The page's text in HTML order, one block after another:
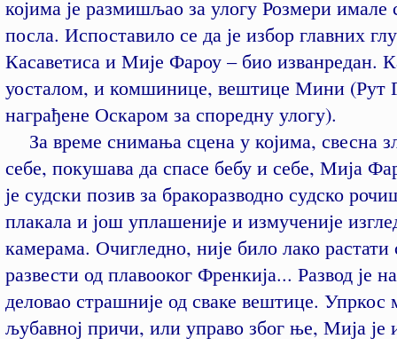
којима је размишљао за улогу Розмери имале
посла. Испоставило се да је избор главних
Касаветиса и Мије Фароу – био изванредан.
уосталом, и комшинице, вештице Мини (Рут
награђене Оскаром за споредну улогу).
За време снимања сцена у којима, свесна
себе, покушава да спасе бебу и себе, Мија
је судски позив за бракоразводно судско
плакала и још уплашеније и измученије
камерама. Очигледно, није било лако растати
развести од плавооког Френкија... Развод је
деловао страшније од сваке вештице. Упркос
љубавној причи, или управо због ње, Мија је